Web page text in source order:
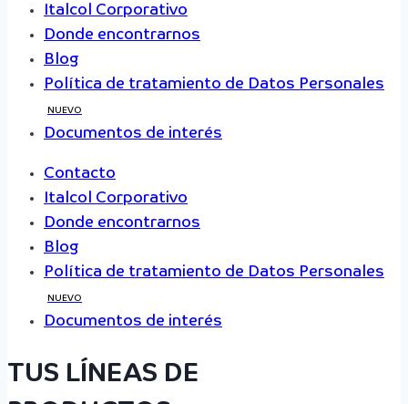
Italcol Corporativo
Donde encontrarnos
Blog
Política de tratamiento de Datos Personales
NUEVO
Documentos de interés
Contacto
Italcol Corporativo
Donde encontrarnos
Blog
Política de tratamiento de Datos Personales
NUEVO
Documentos de interés
TUS LÍNEAS DE